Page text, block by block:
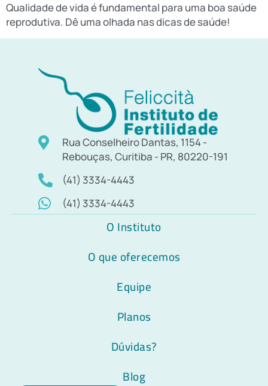
Qualidade de vida é fundamental para uma boa saúde
reprodutiva. Dê uma olhada nas dicas de saúde!
Rua Conselheiro Dantas, 1154 -
Rebouças, Curitiba - PR, 80220-191
(41) 3334-4443
(41) 3334-4443
O Instituto
O que oferecemos
Equipe
Planos
Dúvidas?
Blog